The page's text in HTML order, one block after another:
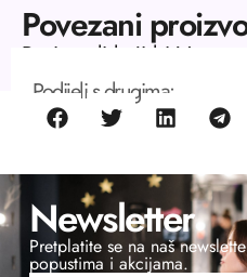
Povezani
Proizvodi koji bi Vas
Podijeli s drugima:
Newsletter
Pretplatite se na naš
popustima i akcijama.